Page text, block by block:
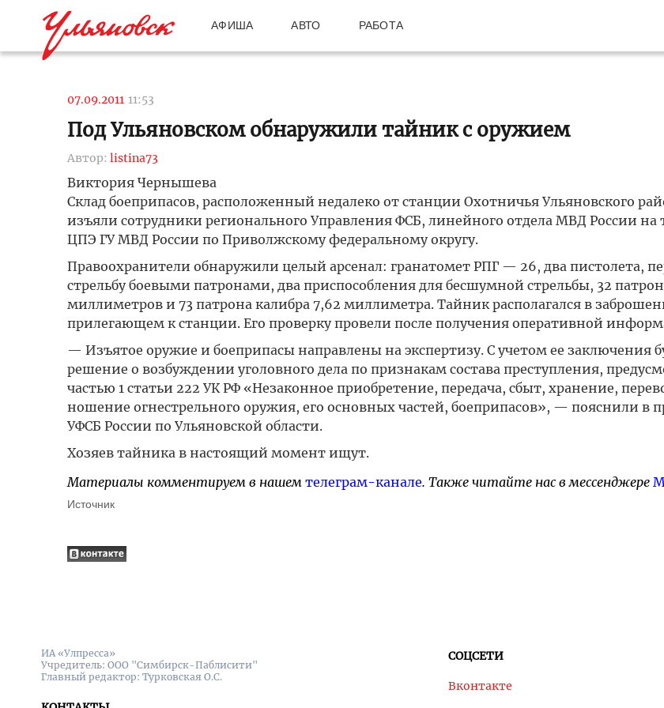
АФИША АВТО РАБОТА
07.09.2011 11:53
Под Ульяновском обнаружили тайник с оружием
Автор: listina73
Виктория Чернышева
Склад боеприпасов, расположенный недалеко от станции Охотничья Ульяновского
изъяли сотрудники регионального Управления ФСБ, линейного отдела МВД России на
ЦПЭ ГУ МВД России по Приволжскому федеральному округу.
Правоохранители обнаружили целый арсенал: гранатомет РПГ — 26, два пистолета,
стрельбу боевыми патронами, два приспособления для бесшумной стрельбы, 32
миллиметров и 73 патрона калибра 7,62 миллиметра. Тайник располагался в
прилегающем к станции. Его проверку провели после получения оперативной
— Изъятое оружие и боеприпасы направлены на экспертизу. С учетом ее заключения
решение о возбуждении уголовного дела по признакам состава преступления,
частью 1 статьи 222 УК РФ «Незаконное приобретение, передача, сбыт, хранение,
ношение огнестрельного оружия, его основных частей, боеприпасов», — пояснили в
УФСБ России по Ульяновской области.
Хозяев тайника в настоящий момент ищут.
Материалы комментируем в нашем телеграм-канале. Также читайте нас в мессенджере
Источник
ИА «Улпресса»
Учредитель: ООО "Симбирск-Паблисити"
Главный редактор: Турковская О.С.
СОЦСЕТИ
Вконтакте